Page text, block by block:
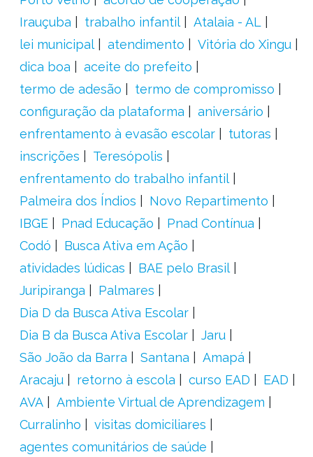
Irauçuba
trabalho infantil
Atalaia - AL
lei municipal
atendimento
Vitória do Xingu
dica boa
aceite do prefeito
termo de adesão
termo de compromisso
configuração da plataforma
aniversário
enfrentamento à evasão escolar
tutoras
inscrições
Teresópolis
enfrentamento do trabalho infantil
Palmeira dos Índios
Novo Repartimento
IBGE
Pnad Educação
Pnad Contínua
Codó
Busca Ativa em Ação
atividades lúdicas
BAE pelo Brasil
Juripiranga
Palmares
Dia D da Busca Ativa Escolar
Dia B da Busca Ativa Escolar
Jaru
São João da Barra
Santana
Amapá
Aracaju
retorno à escola curso EAD
EAD
AVA
Ambiente Virtual de Aprendizagem
Curralinho
visitas domiciliares
agentes comunitários de saúde